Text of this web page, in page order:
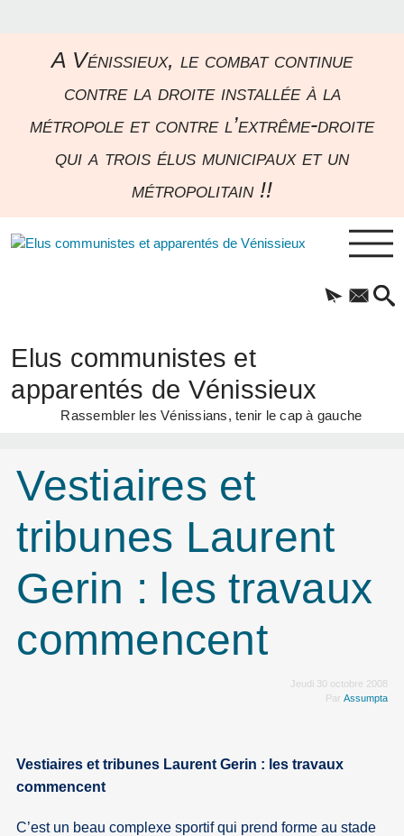
A Vénissieux, le combat continue
contre la droite installée à la
métropole et contre l’extrême-droite
qui a trois élus municipaux et un
métropolitain !!
Elus communistes et
apparentés de Vénissieux
Rassembler les Vénissians, tenir le cap à gauche
Vestiaires et
tribunes Laurent
Gerin : les travaux
commencent
Jeudi 30 octobre 2008
Par Assumpta
Vestiaires et tribunes Laurent Gerin : les travaux
commencent
C’est un beau complexe sportif qui prend forme au stade